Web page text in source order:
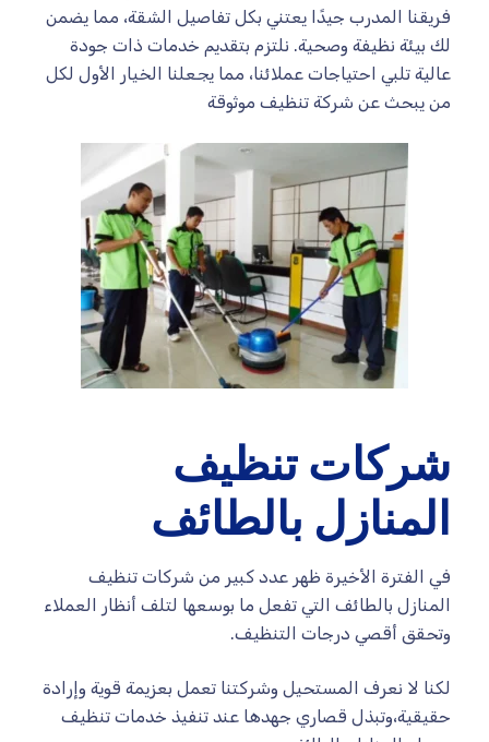
فريقنا المدرب جيدًا يعتني بكل تفاصيل الشقة، مما يضمن
لك بيئة نظيفة وصحية. نلتزم بتقديم خدمات ذات جودة
عالية تلبي احتياجات عملائنا، مما يجعلنا الخيار الأول لكل
من يبحث عن شركة تنظيف موثوقة
شركات تنظيف
المنازل بالطائف
في الفترة الأخيرة ظهر عدد كبير من شركات تنظيف
المنازل بالطائف التي تفعل ما بوسعها لتلف أنظار العملاء
وتحقق أقصي درجات التنظيف.
لكنا لا نعرف المستحيل وشركتنا تعمل بعزيمة قوية وإرادة
حقيقية،وتبذل قصاري جهدها عند تنفيذ خدمات تنظيف